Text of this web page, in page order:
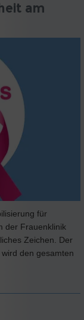
am
für
der Frauenklinik
Zeichen. Der
den gesamten